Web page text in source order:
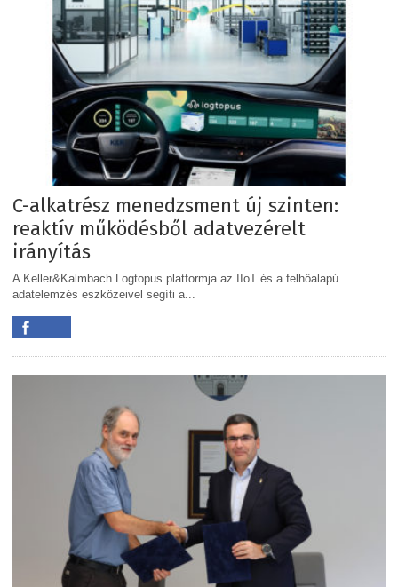
C-alkatrész menedzsment új szinten:
reaktív működésből adatvezérelt
irányítás
A Keller&Kalmbach Logtopus platformja az IIoT és a felhőalapú
adatelemzés eszközeivel segíti a...